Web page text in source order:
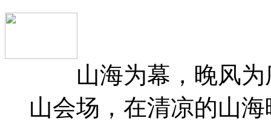
山海为幕，晚风为
山会场，在清凉的山